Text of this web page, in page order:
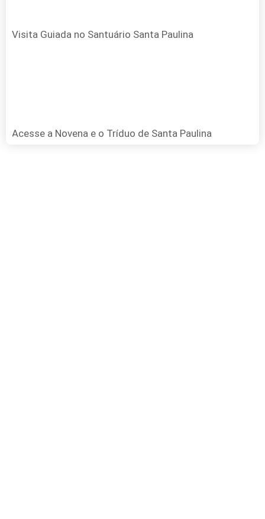
Visita Guiada no Santuário Santa Paulina
Acesse a Novena e o Tríduo de Santa Paulina